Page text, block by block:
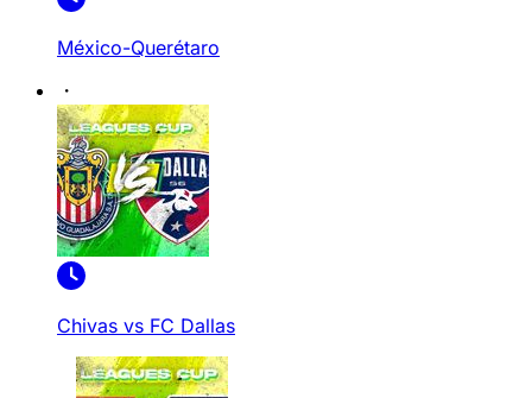
México-Querétaro
Chivas vs FC Dallas